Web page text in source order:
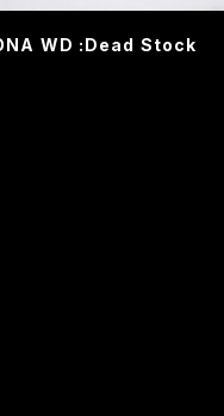
WD :Dead Stock